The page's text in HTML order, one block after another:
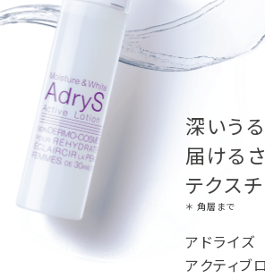
深いう
届ける
テクス
＊ 角層まで
アドライズ
アクティブ